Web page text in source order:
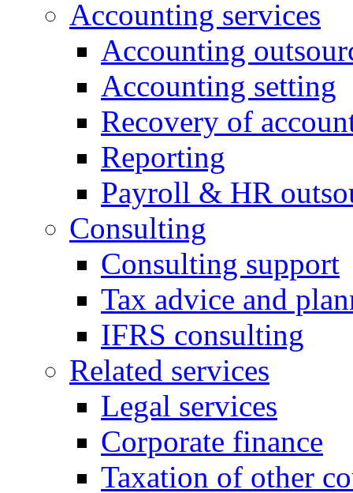
Accounting services
Accounting
Accounting setting
Recovery of
Reporting
Payroll & HR
Consulting
Consulting support
Tax advice and
IFRS consulting
Related services
Legal services
Corporate finance
Taxation of other